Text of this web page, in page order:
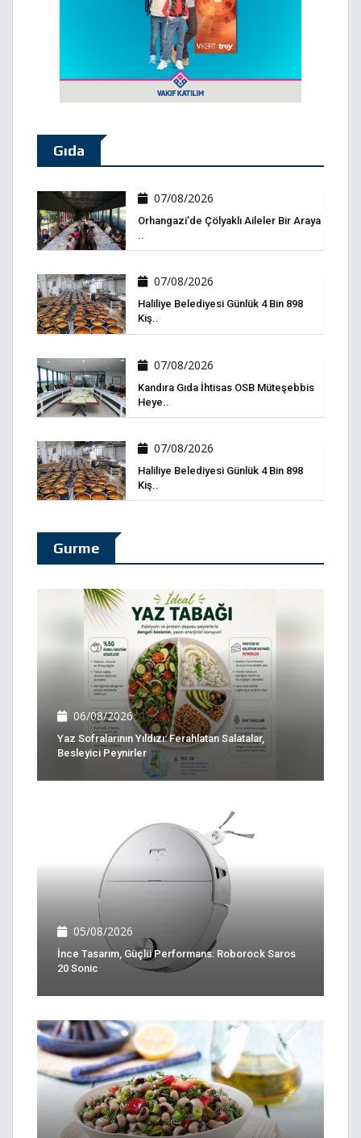
Gıda
07/08/2026
Orhangazi’de Çölyaklı Aileler Bir Araya
..
07/08/2026
Haliliye Belediyesi Günlük 4 Bin 898
Kiş..
07/08/2026
Kandıra Gıda İhtisas OSB Müteşebbis
Heye..
07/08/2026
Haliliye Belediyesi Günlük 4 Bin 898
Kiş..
Gurme
06/08/2026
Yaz Sofralarının Yıldızı: Ferahlatan Salatalar,
Besleyici Peynirler
05/08/2026
İnce Tasarım, Güçlü Performans: Roborock Saros
20 Sonic